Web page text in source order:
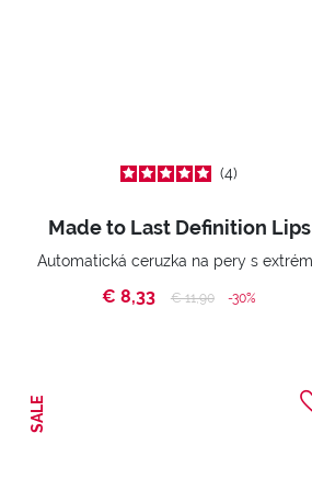
4
Made to Last Definition Lips
€ 8,33
Price reduced from
€ 11,90to -30%
SALE